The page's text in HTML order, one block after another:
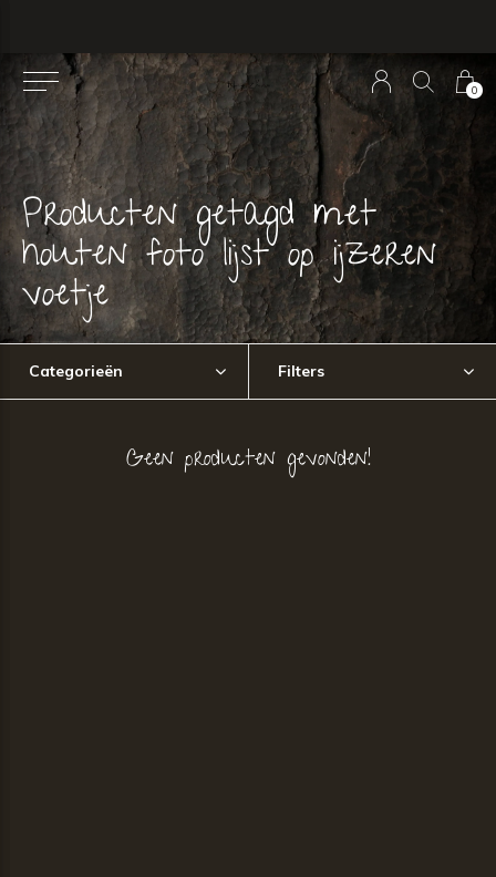
0
Producten getagd met
houten foto lijst op ijzeren
voetje
Categorieën Filters
Geen producten gevonden!